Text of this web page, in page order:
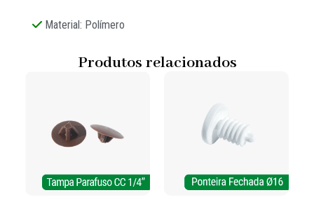
Material: Polímero
Produtos relacionados